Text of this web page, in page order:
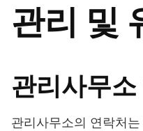
관리 및
관리사무소
관리사무소의 연락처